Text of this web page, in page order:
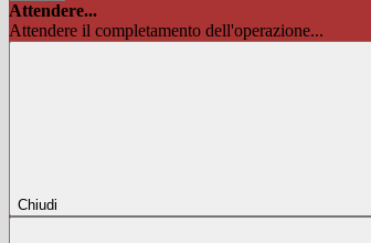
Attendere...
Attendere il completamento dell'operazione...
Chiudi